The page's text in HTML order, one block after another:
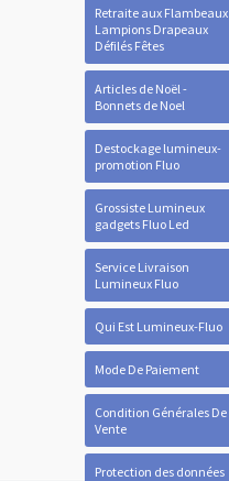
Retraite aux Flambeaux
Lampions Drapeaux
Défilés Fêtes
Articles de Noël -
Bonnets de Noel
Destockage lumineux-
promotion Fluo
Grossiste Lumineux
gadgets Fluo Led
Service Livraison
Lumineux Fluo
Qui Est Lumineux-Fluo
Mode De Paiement
Condition Générales De
Vente
Protection des données